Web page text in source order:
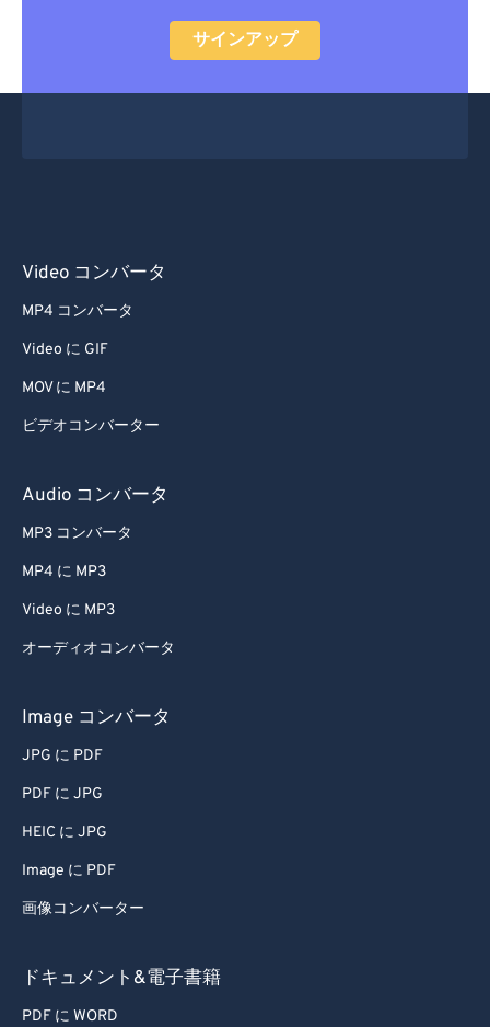
サインアップ
Video コンバータ
MP4 コンバータ
Video に GIF
MOV に MP4
ビデオコンバーター
Audio コンバータ
MP3 コンバータ
MP4 に MP3
Video に MP3
オーディオコンバータ
Image コンバータ
JPG に PDF
PDF に JPG
HEIC に JPG
Image に PDF
画像コンバーター
ドキュメント&電子書籍
PDF に WORD